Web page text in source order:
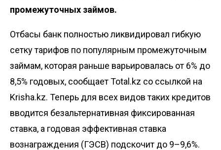
промежуточных займов.
Отбасы банк полностью ликвидировал гибкую
сетку тарифов по популярным промежуточным
займам, которая раньше варьировалась от 6% до
8,5% годовых, сообщает Total.kz со ссылкой на
Krisha.kz. Теперь для всех видов таких кредитов
вводится безальтернативная фиксированная
ставка, а годовая эффективная ставка
вознаграждения (ГЭСВ) подскочит до 9–9,6%.